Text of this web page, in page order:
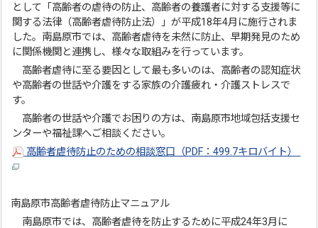
として「高齢者の虐待の防止、高齢者の養護者に対する支援等に
関する法律（高齢者虐待防止法）」が平成18年4月に施行されま
した。南島原市では、高齢者虐待を未然に防止、早期発見のため
に関係機関と連携し、様々な取組みを行っています。
高齢者虐待に至る要因として最も多いのは、高齢者の認知症状
や高齢者の世話や介護をする家族の介護疲れ・介護ストレスで
す。
高齢者の世話や介護でお困りの方は、南島原市地域包括支援セ
ンターや福祉課へご相談ください。
高齢者虐待防止のための相談窓口（PDF：499.7キロバイト）
南島原市高齢者虐待防止マニュアル
南島原市では、高齢者虐待を防止するために平成24年3月に